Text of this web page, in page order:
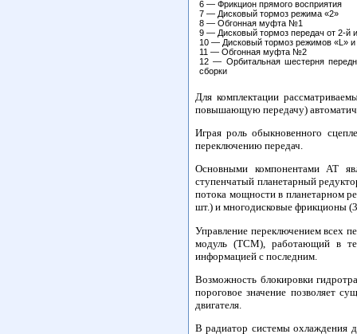
6 — Фрикцион прямого восприятия
7 — Дисковый тормоз режима «2»
8 — Обгонная муфта №1
9 — Дисковый тормоз передач от 2-й
10 — Дисковый тормоз режимов «L» и
11 — Обгонная муфта №2
12 — Орбитальная шестерня
сборки
Для комплектации
повышающую передачу)
Играя роль обыкновенного
переключению передач.
Основными компонентами АТ
ступенчатый планетарный
потока мощности в планетарном
шт.) и многодисковые фрикционы
Управление переключением всех
модуль (TCM), работающий в
информацией с последним.
Возможность блокировки
пороговое значение позволяет
двигателя.
В радиатор системы охлаждения